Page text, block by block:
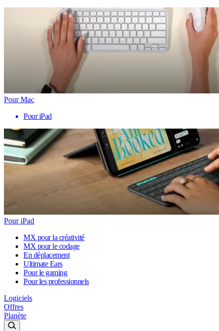
Pour Mac
Pour iPad
Pour iPad
MX pour la créativité
MX pour le codage
En déplacement
Ultimate Ears
Pour le gaming
Pour les professionnels
Logiciels
Offres
Planète